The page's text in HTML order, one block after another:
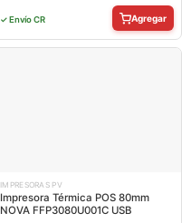
✓ Envío CR Agregar
IMPRESORAS PV
Impresora Térmica POS 80mm
NOVA FFP3080U001C USB